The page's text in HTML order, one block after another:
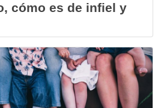
cómo es de infiel y